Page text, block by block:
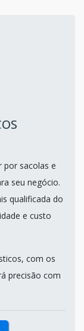
por sacolas e
seu negócio.
qualificada do
e custo
com os
precisão com